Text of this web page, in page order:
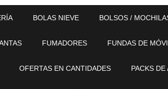
BOLAS NIEVE BOLSOS /
FUMADORES FUNDAS DE
OFERTAS EN CANTIDADES PACKS DE